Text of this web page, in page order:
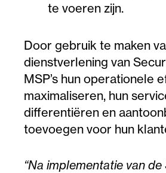
te voeren zijn.
Door gebruik te maken
dienstverlening van
MSP’s hun operationele
maximaliseren, hun
differentiëren en
toevoegen voor hun
“Na implementatie van